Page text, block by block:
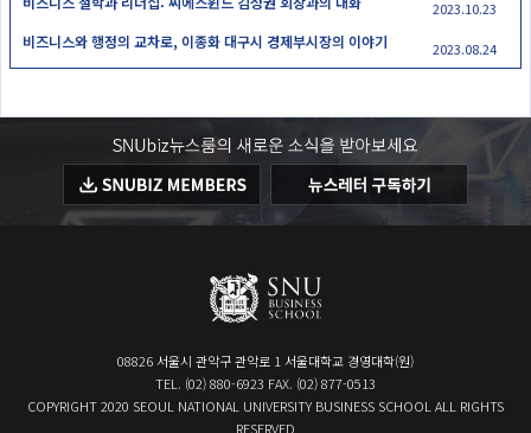
2023.10.23
비즈니스와 행정의 교차로, 이종화 대구시 경제부시장의 이야기 2023.08.24
08826 서울시 관악구 관악로 1 서울대학교 경영대학(원)
TEL. (02) 880-6923 FAX. (02) 877-0513
COPYRIGHT 2020 SEOUL NATIONAL UNIVERSITY BUSINESS SCHOOL ALL RIGHTS
RESERVED